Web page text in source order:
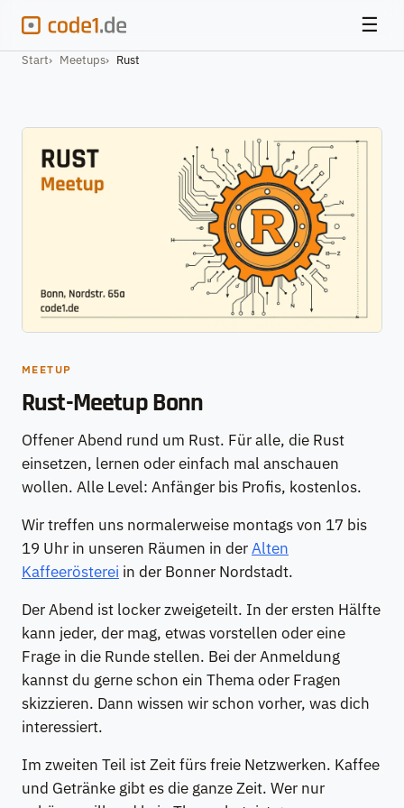
☰
Start Meetups Rust
MEETUP
Rust-Meetup Bonn
Offener Abend rund um Rust. Für alle, die Rust
einsetzen, lernen oder einfach mal anschauen
wollen. Alle Level: Anfänger bis Profis, kostenlos.
Wir treffen uns normalerweise montags von 17 bis
19 Uhr in unseren Räumen in derAlten
Kaffeerösterei in der Bonner Nordstadt.
Der Abend ist locker zweigeteilt. In der ersten Hälfte
kann jeder, der mag, etwas vorstellen oder eine
Frage in die Runde stellen. Bei der Anmeldung
kannst du gerne schon ein Thema oder Fragen
skizzieren. Dann wissen wir schon vorher, was dich
interessiert.
Im zweiten Teil ist Zeit fürs freie Netzwerken. Kaffee
und Getränke gibt es die ganze Zeit. Wer nur